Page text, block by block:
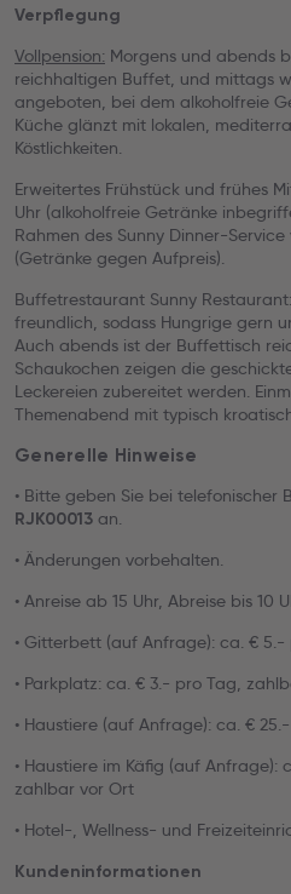
Verpflegung
Vollpension: Morgens und abends
reichhaltigen Buffet, und mittags
angeboten, bei dem alkoholfreie
Küche glänzt mit lokalen,
Köstlichkeiten.
Erweitertes Frühstück und frühes
Uhr (alkoholfreie Getränke
Rahmen des Sunny Dinner-Service
(Getränke gegen Aufpreis).
Buffetrestaurant Sunny
freundlich, sodass Hungrige gern
Auch abends ist der Buffettisch
Schaukochen zeigen die
Leckereien zubereitet werden.
Themenabend mit typisch
Generelle Hinweise
• Bitte geben Sie bei telefonischer
RJK00013 an.
• Änderungen vorbehalten.
• Anreise ab 15 Uhr, Abreise bis 10
• Gitterbett (auf Anfrage): ca. €
• Parkplatz: ca. € 3.- pro Tag,
• Haustiere (auf Anfrage): ca. €
• Haustiere im Käfig (auf Anfrage):
zahlbar vor Ort
• Hotel-, Wellness- und
Kundeninformationen